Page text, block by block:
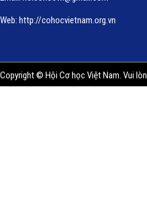
Web: http://cohocvietnam.org.vn
Copyright © Hội Cơ học Việt Nam. Vui